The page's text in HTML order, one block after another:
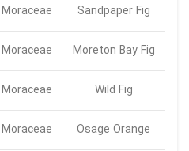
Sandpaper Fig
Moraceae
Moreton Bay Fig
Moraceae
Wild Fig
Moraceae
Osage Orange
Moraceae